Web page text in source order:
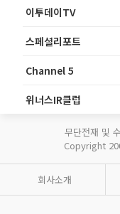
이투데이TV
스페셜리포트
Channel 5
위너스IR클럽
무단전재 및
Copyright
회사소개